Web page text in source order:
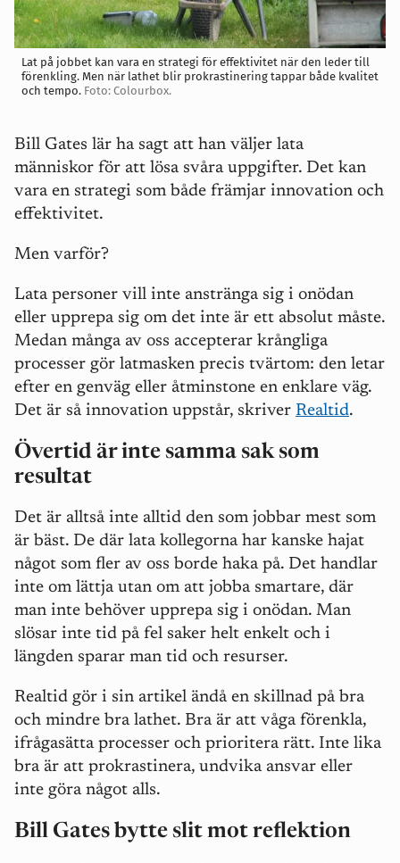
Lat på jobbet kan vara en strategi för effektivitet när den leder till
förenkling. Men när lathet blir prokrastinering tappar både kvalitet
och tempo. Foto: Colourbox.
Bill Gates lär ha sagt att han väljer lata
människor för att lösa svåra uppgifter. Det kan
vara en strategi som både främjar innovation och
effektivitet.
Men varför?
Lata personer vill inte anstränga sig i onödan
eller upprepa sig om det inte är ett absolut måste.
Medan många av oss accepterar krångliga
processer gör latmasken precis tvärtom: den letar
efter en genväg eller åtminstone en enklare väg.
Det är så innovation uppstår, skriver Realtid.
Övertid är inte samma sak som
resultat
Det är alltså inte alltid den som jobbar mest som
är bäst. De där lata kollegorna har kanske hajat
något som fler av oss borde haka på. Det handlar
inte om lättja utan om att jobba smartare, där
man inte behöver upprepa sig i onödan. Man
slösar inte tid på fel saker helt enkelt och i
längden sparar man tid och resurser.
Realtid gör i sin artikel ändå en skillnad på bra
och mindre bra lathet. Bra är att våga förenkla,
ifrågasätta processer och prioritera rätt. Inte lika
bra är att prokrastinera, undvika ansvar eller
inte göra något alls.
Bill Gates bytte slit mot reflektion